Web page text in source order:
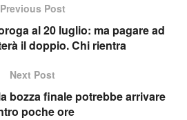
Previous Post
al 20 luglio: ma pagare ad
il doppio. Chi rientra
Next Post
bozza finale potrebbe arrivare
poche ore